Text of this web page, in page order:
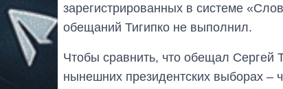
зарегистрированных в системе
обещаний Тигипко не выполнил.
Чтобы сравнить, что обещал Сергей
нынешних президентских выборах –